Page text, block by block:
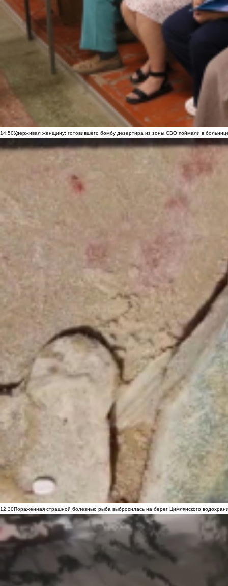
14:50Удерживал женщину: готовившего бомбу дезертира из зоны СВО поймали в
12:30Пораженная страшной болезнью рыба выбросилась на берег Цимлянского